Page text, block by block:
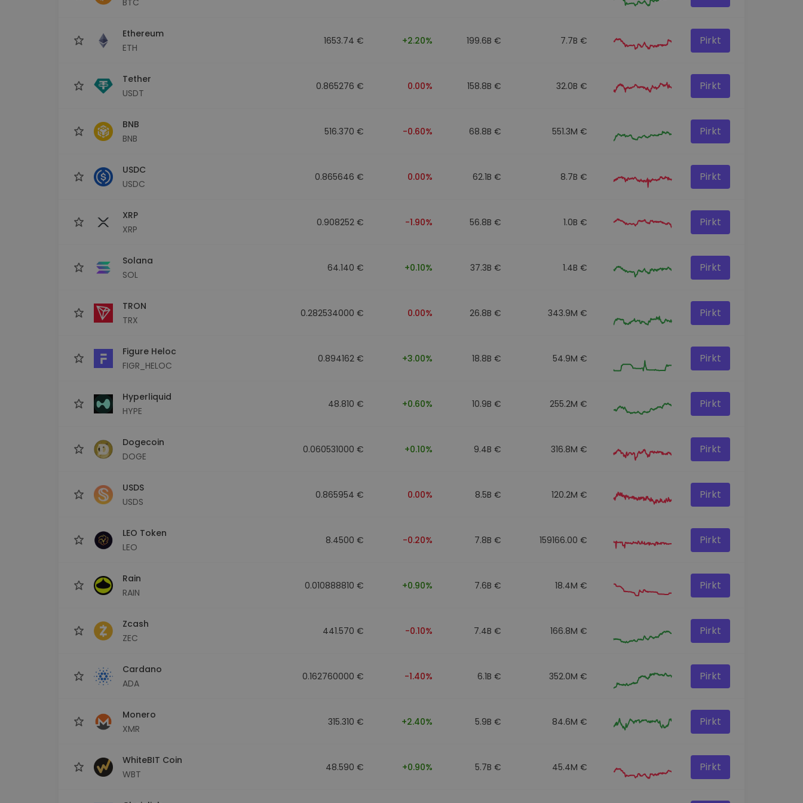
Ethereum
ETH
1653.74 € +2.20% 199.6B € 7.7B € Pirkt
Tether
USDT
0.865276 € 0.00% 158.8B € 32.0B € Pirkt
BNB
BNB
516.370 € -0.60% 68.8B € 551.3M € Pirkt
USDC
USDC
0.865646 € 0.00% 62.1B € 8.7B € Pirkt
XRP
XRP
0.908252 € -1.90% 56.8B € 1.0B € Pirkt
Solana
SOL
64.140 € +0.10% 37.3B € 1.4B € Pirkt
TRON
TRX
0.282534000 € 0.00% 26.8B € 343.9M € Pirkt
Figure Heloc
FIGR_HELOC
0.894162 € +3.00% 18.8B € 54.9M € Pirkt
Hyperliquid
HYPE
48.810 € +0.60% 10.9B € 255.2M € Pirkt
Dogecoin
DOGE
0.060531000 € +0.10% 9.4B € 316.8M € Pirkt
USDS
USDS
0.865954 € 0.00% 8.5B € 120.2M € Pirkt
LEO Token
LEO
8.4500 € -0.20% 7.8B € 159166.00 € Pirkt
Rain
RAIN
0.010888810 € +0.90% 7.6B € 18.4M € Pirkt
Zcash
ZEC
441.570 € -0.10% 7.4B € 166.8M € Pirkt
Cardano
ADA
0.162760000 € -1.40% 6.1B € 352.0M € Pirkt
Monero
XMR
315.310 € +2.40% 5.9B € 84.6M € Pirkt
WhiteBIT Coin
WBT
48.590 € +0.90% 5.7B € 45.4M € Pirkt